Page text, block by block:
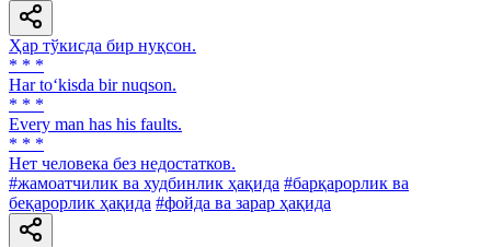
Ҳар тўкисда бир нуқсон.
* * *
Har to‘kisda bir nuqson.
* * *
Every man has his faults.
* * *
Нет человека без недостатков.
#жамоатчилик ва худбинлик ҳақида #барқарорлик ва
беқарорлик ҳақида #фойда ва зарар ҳақида